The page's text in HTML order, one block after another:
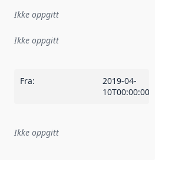
Ikke oppgitt
:
Ikke oppgitt
Fra:
2019-04-
10T00:00:00Z
til en implementasjonsregel
Ikke oppgitt